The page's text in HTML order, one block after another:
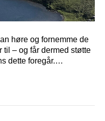
høre og fornemme de
til – og får dermed støtte
dette foregår.…